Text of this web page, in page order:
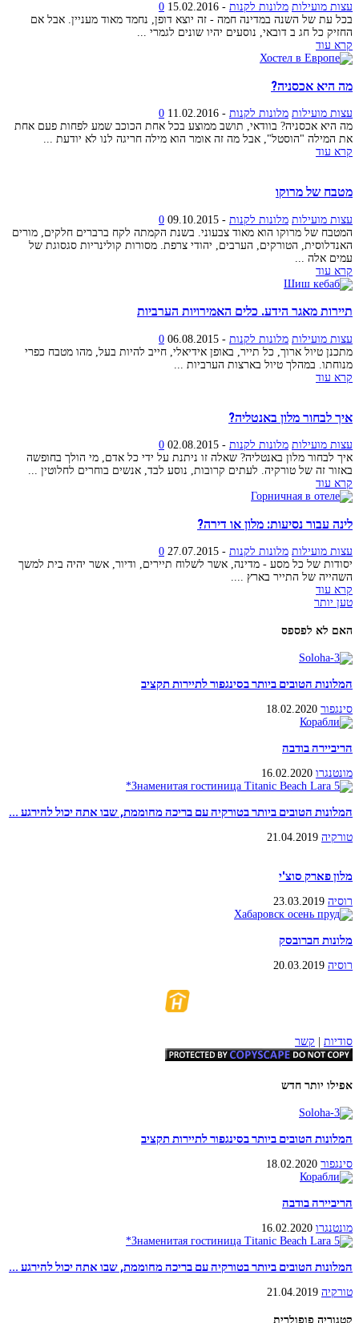
עצות מועילות מלונות לקנות -
15.02.2016
0
בכל עת של השנה במדינה חמה - זה יוצא דופן, נחמד מאוד מעניין. אבל אם
החזיק כל חג ב דובאי, נוסעים יהיו שונים לגמרי ...
קרא עוד
מה היא אכסניה?
עצות מועילות מלונות לקנות -
11.02.2016
0
מה היא אכסניה? בוודאי, תושב ממוצע בכל אחת הכוכב שמע לפחות פעם אחת
את המילה "הוסטל", אבל מה זה אומר הוא מילה חריגה לנו לא יודעת ...
קרא עוד
מטבח של מרוקו
עצות מועילות מלונות לקנות -
09.10.2015
0
המטבח של מרוקו הוא מאוד צבעוני. בשנת הקמתה לקח ברברים חלקים, מורים
האנדלוסית, הטורקים, הערבים, יהודי צרפת. מסורות קולינריות סגסוגת של
עמים אלה ...
קרא עוד
תיירות מאגר הידע. כלים האמירויות הערביות
עצות מועילות מלונות לקנות -
06.08.2015
0
מתכנן טיול ארוך, כל תייר, באופן אידיאלי, חייב להיות בעל, מהו מטבח כפרי
מנוחתו. במהלך טיול בארצות הערביות ...
קרא עוד
איך לבחור מלון באנטליה?
עצות מועילות מלונות לקנות -
02.08.2015
0
איך לבחור מלון באנטליה? שאלה זו ניתנת על ידי כל אדם, מי הולך בחופשה
באזור זה של טורקיה. לעתים קרובות, נוסע לבד, אנשים בוחרים לחלוטין ...
קרא עוד
לינה עבור נסיעות: מלון או דירה?
עצות מועילות מלונות לקנות -
27.07.2015
0
יסודות של כל מסע - מדינה, אשר לשלוח תיירים, ודיור, אשר יהיה בית למשך
השהייה של התייר בארץ ....
קרא עוד
טען יותר
האם לא לפספס
המלונות הטובים ביותר בסינגפור לתיירות תקציב
סינגפור 18.02.2020
הריביירה בודבה
מונטנגרו 16.02.2020
המלונות הטובים ביותר בטורקיה עם בריכה מחוממת, שבו אתה יכול להירגע ...
טורקיה 21.04.2019
מלון פארק סוצ'י
רוסיה 23.03.2019
מלונות חברובסק
רוסיה 20.03.2019
סודיות קשר
אפילו יותר חדש
המלונות הטובים ביותר בסינגפור לתיירות תקציב
סינגפור 18.02.2020
הריביירה בודבה
מונטנגרו 16.02.2020
המלונות הטובים ביותר בטורקיה עם בריכה מחוממת, שבו אתה יכול להירגע ...
טורקיה 21.04.2019
קטגוריה פופולרית